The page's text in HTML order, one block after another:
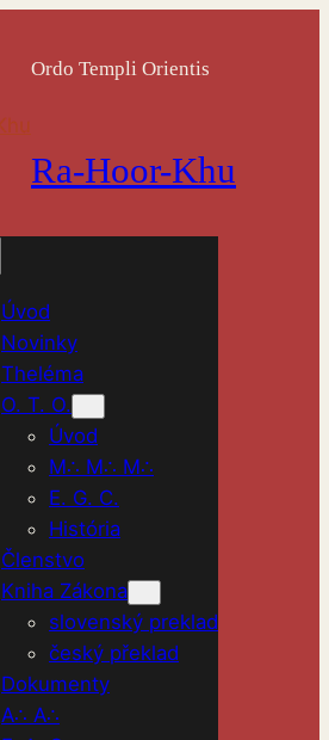
Ordo Templi Orientis
Ra-Hoor-Khu
Úvod
Novinky
Theléma
O. T. O.
Úvod
M∴ M∴ M∴
E. G. C.
História
Členstvo
Kniha Zákona
slovenský preklad
český překlad
Dokumenty
A∴ A∴